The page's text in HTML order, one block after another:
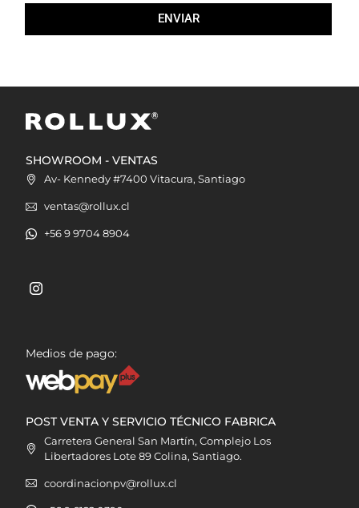
ENVIAR
SHOWROOM - VENTAS
Av- Kennedy #7400 Vitacura, Santiago
ventas@rollux.cl
+56 9 9704 8904
Medios de pago:
POST VENTA Y SERVICIO TÉCNICO FABRICA
Carretera General San Martín, Complejo Los
Libertadores Lote 89 Colina, Santiago.
coordinacionpv@rollux.cl